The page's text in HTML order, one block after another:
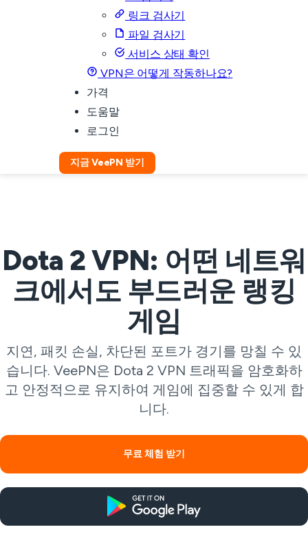
링크 검사기
파일 검사기
서비스 상태 확인
VPN은 어떻게 작동하나요?
가격
도움말
로그인
지금 VeePN 받기
Dota 2 VPN: 어떤 네트워
크에서도 부드러운 랭킹
게임
지연, 패킷 손실, 차단된 포트가 경기를 망칠 수 있
습니다. VeePN은 Dota 2 VPN 트래픽을 암호화하
고 안정적으로 유지하여 게임에 집중할 수 있게 합
니다.
무료 체험 받기